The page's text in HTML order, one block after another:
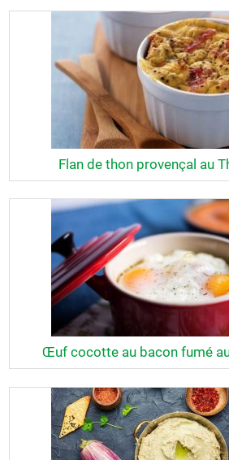
Flan de thon provençal au
Œuf cocotte au bacon fumé